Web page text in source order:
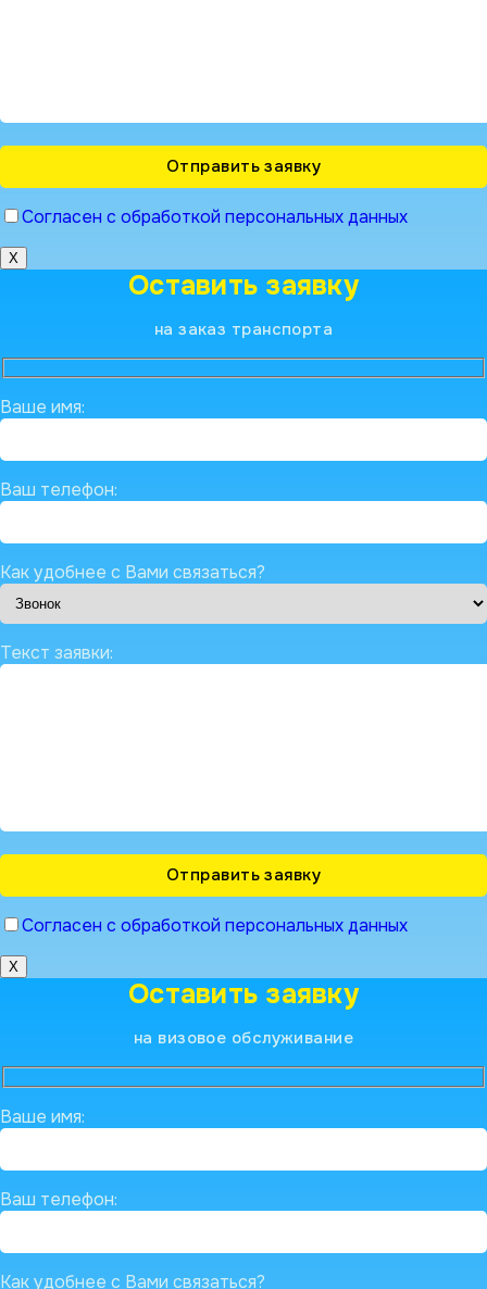
Согласен с обработкой персональных данных
X
Оставить заявку
на заказ транспорта
Ваше имя:
Ваш телефон:
Как удобнее с Вами связаться?
Текст заявки:
Согласен с обработкой персональных данных
X
Оставить заявку
на визовое обслуживание
Ваше имя:
Ваш телефон:
Как удобнее с Вами связаться?